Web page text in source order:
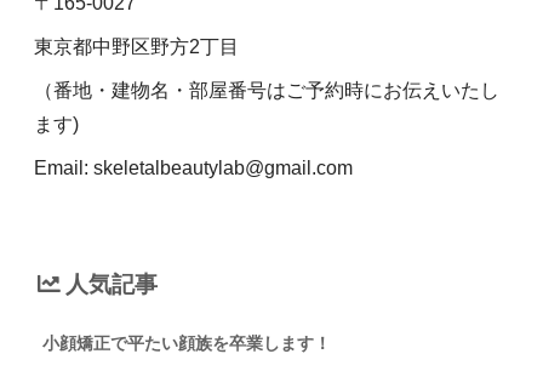
東京都中野区野方2丁目
（番地・建物名・部屋番号はご予約時にお伝えいたし
ます)
Email: skeletalbeautylab@gmail.com
人気記事
小顔矯正で平たい顔族を卒業します！